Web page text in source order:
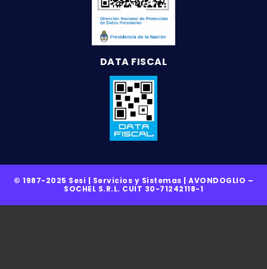
DATA FISCAL
© 1987-2025 Sesi | Servicios y Sistemas | AVONDOGLIO –
SOCHEL S.R.L. CUIT 30-71242118-1